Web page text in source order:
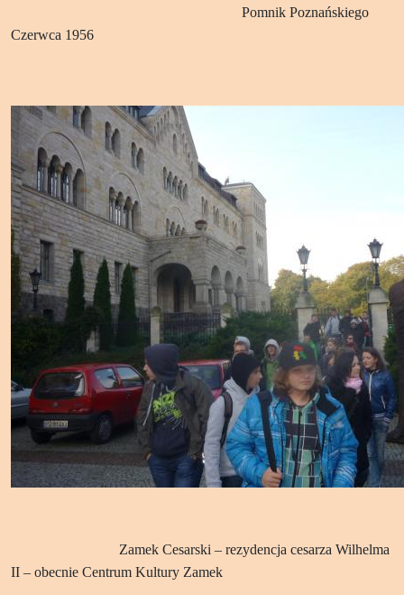
Pomnik Poznańskiego
Czerwca 1956
Zamek Cesarski – rezydencja cesarza Wilhelma
II – obecnie Centrum Kultury Zamek